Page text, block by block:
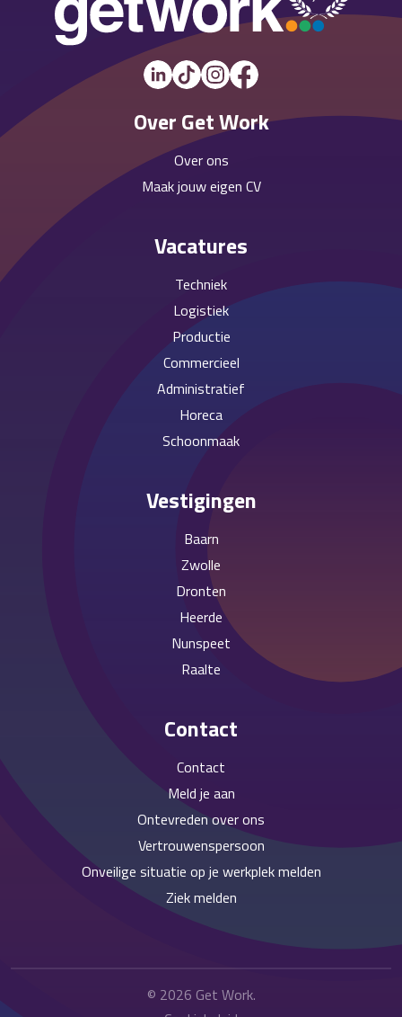
Over Get Work
Over ons
Maak jouw eigen CV
Vacatures
Techniek
Logistiek
Productie
Commercieel
Administratief
Horeca
Schoonmaak
Vestigingen
Baarn
Zwolle
Dronten
Heerde
Nunspeet
Raalte
Contact
Contact
Meld je aan
Ontevreden over ons
Vertrouwenspersoon
Onveilige situatie op je werkplek melden
Ziek melden
© 2026 Get Work.